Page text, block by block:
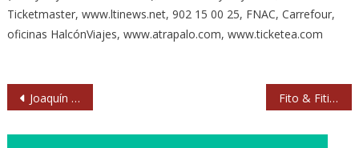
Ticketmaster, www.ltinews.net, 902 15 00 25, FNAC, Carrefour,
oficinas HalcónViajes, www.atrapalo.com, www.ticketea.com
Navegación
Joaquín Sabina (2014). BarclayCard Center. Madrid Fito & Fitipaldis acompañarán a Mark Knopfler en Músicos en la Naturaleza 2015 (Gredos)